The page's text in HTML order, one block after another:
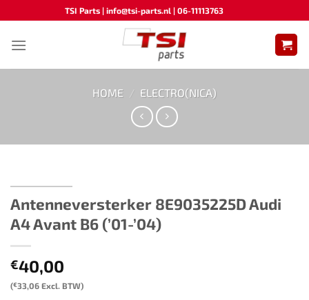
naar
inhoud
TSI Parts | info@tsi-parts.nl | 06-11113763
HOME / ELECTRO(NICA)
Antenneversterker ​​8E9035225D​ ​Audi
A4 Avant B6 (’01-’04)
€40,00
(€33,06 Excl. BTW)